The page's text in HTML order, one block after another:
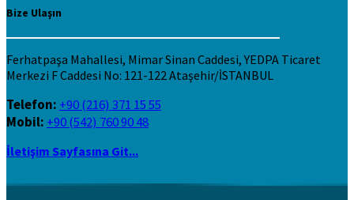
Bize Ulaşın
Ferhatpaşa Mahallesi, Mimar Sinan Caddesi, YEDPA Ticaret
Merkezi F Caddesi No: 121-122 Ataşehir/İSTANBUL
Telefon: +90 (216) 371 15 55
Mobil: +90 (542) 760 90 48
İletişim Sayfasına Git...